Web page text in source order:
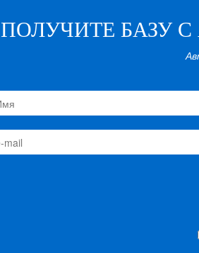
ПОЛУЧИТЕ БАЗУ